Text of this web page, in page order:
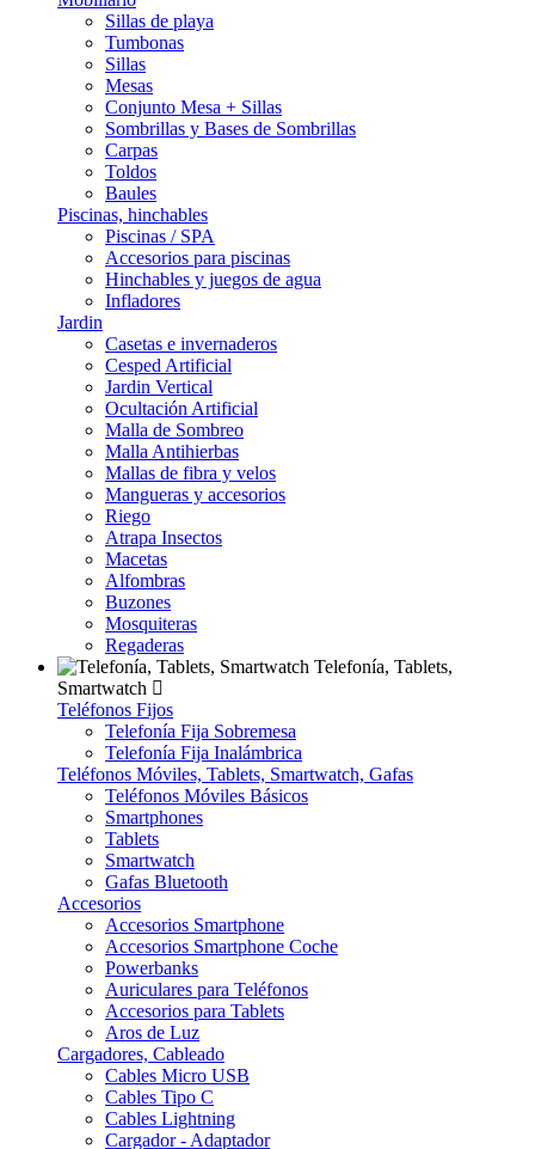
Sillas de playa
Tumbonas
Sillas
Mesas
Conjunto Mesa + Sillas
Sombrillas y Bases de Sombrillas
Carpas
Toldos
Baules
Piscinas, hinchables
Piscinas / SPA
Accesorios para piscinas
Hinchables y juegos de agua
Infladores
Jardin
Casetas e invernaderos
Cesped Artificial
Jardin Vertical
Ocultación Artificial
Malla de Sombreo
Malla Antihierbas
Mallas de fibra y velos
Mangueras y accesorios
Riego
Atrapa Insectos
Macetas
Alfombras
Buzones
Mosquiteras
Regaderas
Telefonía, Tablets,
Smartwatch
Teléfonos Fijos
Telefonía Fija Sobremesa
Telefonía Fija Inalámbrica
Teléfonos Móviles, Tablets, Smartwatch, Gafas
Teléfonos Móviles Básicos
Smartphones
Tablets
Smartwatch
Gafas Bluetooth
Accesorios
Accesorios Smartphone
Accesorios Smartphone Coche
Powerbanks
Auriculares para Teléfonos
Accesorios para Tablets
Aros de Luz
Cargadores, Cableado
Cables Micro USB
Cables Tipo C
Cables Lightning
Cargador - Adaptador